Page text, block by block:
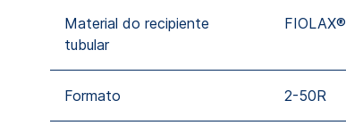
Material do recipiente
tubular
FIOLAX®
Formato 2-50R